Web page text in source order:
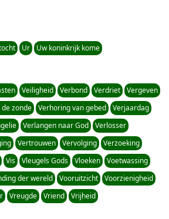
Ur Uw koninkrijk kome
Veiligheid Verbond Verdriet
Vergeven
zonde Verhoring van gebed
Verjaardag
Verlangen naar God
Verlosser
Vertrouwen Vervolging
Verzoeking
Vis Vleugels Gods Vloeken
Voetwassing
der wereld Vooruitzicht
Voorzienigheid
Vreugde Vriend
Vrijheid